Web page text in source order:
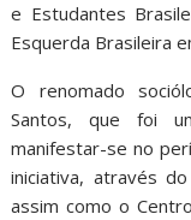
e Estudantes
Esquerda Brasileira
O renomado
Santos, que foi
manifestar-se no
iniciativa, através
assim como o